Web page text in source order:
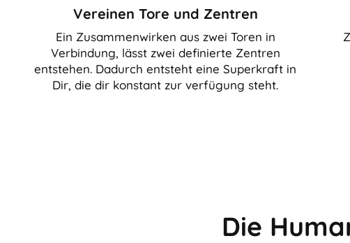
Vereinen Tore und Zentren
Ein Zusammenwirken aus zwei Toren in
Verbindung, lässt zwei definierte Zentren
entstehen. Dadurch entsteht eine Superkraft in
Dir, die dir konstant zur verfügung steht.
Die